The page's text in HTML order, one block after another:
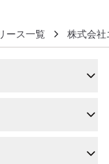
ース一覧 株式会社